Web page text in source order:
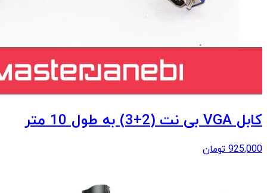
کابل VGA بی نت (2+3) به طول 10 متر
925,000 تومان